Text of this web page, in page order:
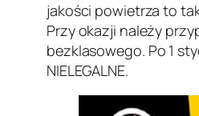
jakości powietrza to
Przy okazji należy
bezklasowego. Po 1
NIELEGALNE.